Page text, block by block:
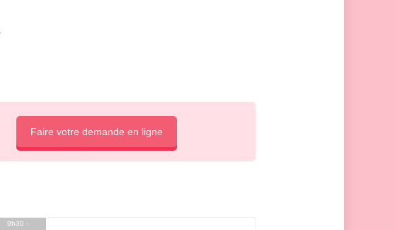
Faire votre demande en ligne
9h30 -